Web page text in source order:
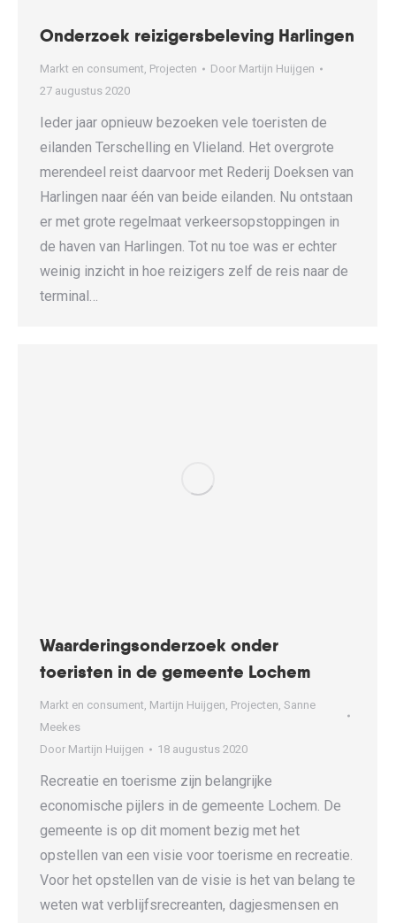
Onderzoek reizigersbeleving Harlingen
Markt en consument, Projecten Door Martijn Huijgen
27 augustus 2020
Ieder jaar opnieuw bezoeken vele toeristen de
eilanden Terschelling en Vlieland. Het overgrote
merendeel reist daarvoor met Rederij Doeksen van
Harlingen naar één van beide eilanden. Nu ontstaan
er met grote regelmaat verkeersopstoppingen in
de haven van Harlingen. Tot nu toe was er echter
weinig inzicht in hoe reizigers zelf de reis naar de
terminal…
Waarderingsonderzoek onder
toeristen in de gemeente Lochem
Markt en consument, Martijn Huijgen, Projecten, Sanne
Meekes
Door Martijn Huijgen 18 augustus 2020
Recreatie en toerisme zijn belangrijke
economische pijlers in de gemeente Lochem. De
gemeente is op dit moment bezig met het
opstellen van een visie voor toerisme en recreatie.
Voor het opstellen van de visie is het van belang te
weten wat verblijfsrecreanten, dagjesmensen en